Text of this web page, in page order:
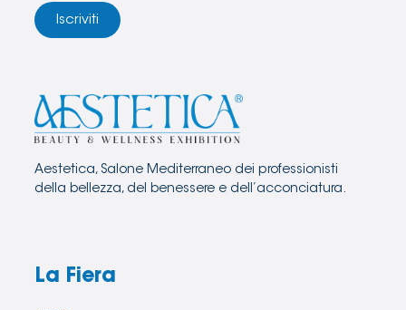
Iscriviti
Aestetica, Salone Mediterraneo dei professionisti
della bellezza, del benessere e dell’acconciatura.
La Fiera